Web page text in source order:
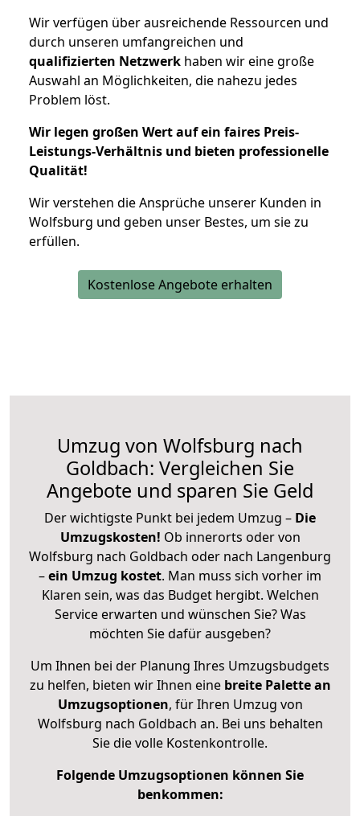
Wir verfügen über ausreichende Ressourcen und
durch unseren umfangreichen und
qualifizierten Netzwerk haben wir eine große
Auswahl an Möglichkeiten, die nahezu jedes
Problem löst.
Wir legen großen Wert auf ein faires Preis-
Leistungs-Verhältnis und bieten professionelle
Qualität!
Wir verstehen die Ansprüche unserer Kunden in
Wolfsburg und geben unser Bestes, um sie zu
erfüllen.
Kostenlose Angebote erhalten
Umzug von Wolfsburg nach
Goldbach: Vergleichen Sie
Angebote und sparen Sie Geld
Der wichtigste Punkt bei jedem Umzug – Die
Umzugskosten! Ob innerorts oder von
Wolfsburg nach Goldbach oder nach Langenburg
–ein Umzug kostet. Man muss sich vorher im
Klaren sein, was das Budget hergibt. Welchen
Service erwarten und wünschen Sie? Was
möchten Sie dafür ausgeben?
Um Ihnen bei der Planung Ihres Umzugsbudgets
zu helfen, bieten wir Ihnen eine breite Palette an
Umzugsoptionen, für Ihren Umzug von
Wolfsburg nach Goldbach an. Bei uns behalten
Sie die volle Kostenkontrolle.
Folgende Umzugsoptionen können Sie
benkommen: